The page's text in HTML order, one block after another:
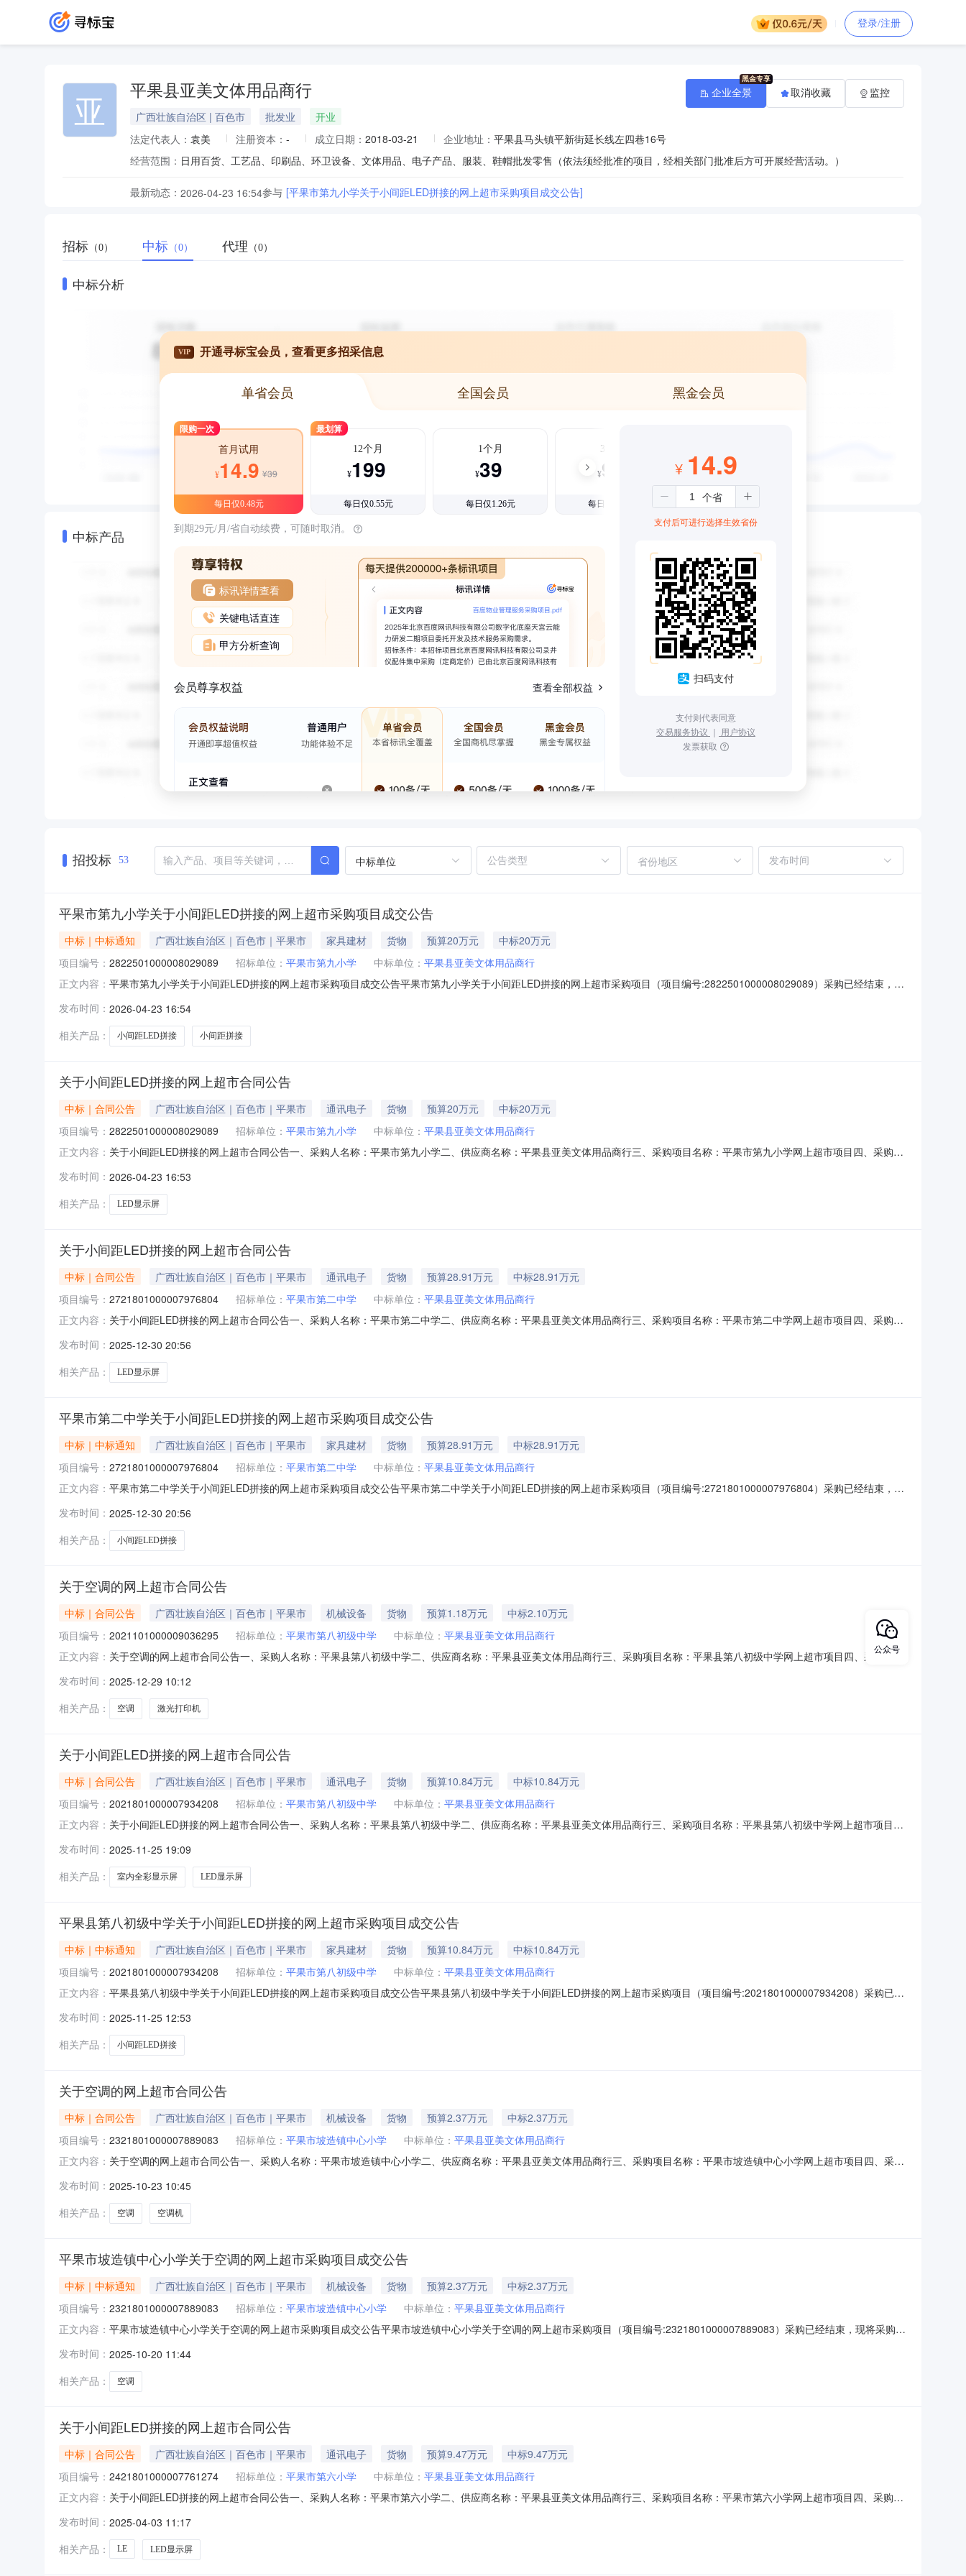
登录/注册
亚 平果县亚美文体用品商行
广西壮族自治区 | 百色市 批发业
开业
法定代表人： 袁美 注册资本： - 成立日期： 2018-03-21 企业地址： 平果县马头镇平新街延长线左四巷16号
经营范围： 日用百货、工艺品、印刷品、环卫设备、文体用品、电子产品、服装、鞋帽批发零售（依法须经批准的项目，经相关部门批准后方可开展经营活动。）
最新动态： 2026-04-23 16:54参与 [平果市第九小学关于小间距LED拼接的网上超市采购项目成交公告]
企业全景 取消收藏 监控
招标 （0） 中标 （0） 代理 （0）
中标分析
中标产品
VIP 开通寻标宝会员，查看更多招采信息
单省会员 全国会员 黑金会员
限购一次
首月试用
¥14.9 ¥39
每日仅0.48元
最划算
12个月
¥199
每日仅0.55元
1个月
¥39
每日仅1.26元
3个月
¥99
每日仅1.08元
到期29元/月/省自动续费，可随时取消。
标讯详情查看
关键电话直连
甲方分析查询
会员尊享权益 查看全部权益
¥ 14.9
支付后可进行选择生效省份
扫码支付
支付则代表同意
交易服务协议 ｜ 用户协议
发票获取
招投标 53 中标单位 省份地区
平果市第九小学关于小间距LED拼接的网上超市采购项目成交公告
中标｜中标通知 广西壮族自治区｜百色市｜平果市 家具建材 货物 预算20万元
中标20万元
项目编号： 2822501000008029089 招标单位： 平果市第九小学 中标单位： 平果县亚美文体用品商行
正文内容： 平果市第九小学关于小间距LED拼接的网上超市采购项目成交公告平果市第九小学关于小间距LED拼接的网上超市采购项目（项目编号:2822501000008029089）采购已经结束，现
话:18260966435采购计划信息：序号采购计划文号信息采购计划金额1PGZC2026-W1-00529200000.0项目所在行政区划编码:451023项目
发布时间： 2026-04-23 16:54
相关产品：
小间距LED拼接 小间距拼接
关于小间距LED拼接的网上超市合同公告
中标｜合同公告 广西壮族自治区｜百色市｜平果市 通讯电子 货物 预算20万元
中标20万元
项目编号： 2822501000008029089 招标单位： 平果市第九小学 中标单位： 平果县亚美文体用品商行
正文内容： 关于小间距LED拼接的网上超市合同公告一、采购人名称：平果市第九小学二、供应商名称：平果县亚美文体用品商行三、采购项目名称：平果市第九小学网上超市项目四、采购项
屏强力巨彩/QIANGLIJUCAI全彩M4-I套1.00200000200000服务要求或标的基本概况：七、其它事项：无八、联系方式1、采购人名称：平果市第
发布时间： 2026-04-23 16:53
相关产品：
LED显示屏
关于小间距LED拼接的网上超市合同公告
中标｜合同公告 广西壮族自治区｜百色市｜平果市 通讯电子 货物 预算28.91万元
中标28.91万元
项目编号： 2721801000007976804 招标单位： 平果市第二中学 中标单位： 平果县亚美文体用品商行
正文内容： 关于小间距LED拼接的网上超市合同公告一、采购人名称：平果市第二中学二、供应商名称：平果县亚美文体用品商行三、采购项目名称：平果市第二中学网上超市项目四、采购项
强力巨彩/QIANGLIJUCAIPROQ4套1.00289060289060服务要求或标的基本概况：七、其它事项：无八、联系方式1、采购人名称：平果市第二中
发布时间： 2025-12-30 20:56
相关产品：
LED显示屏
平果市第二中学关于小间距LED拼接的网上超市采购项目成交公告
中标｜中标通知 广西壮族自治区｜百色市｜平果市 家具建材 货物 预算28.91万元
中标28.91万元
项目编号： 2721801000007976804 招标单位： 平果市第二中学 中标单位： 平果县亚美文体用品商行
正文内容： 平果市第二中学关于小间距LED拼接的网上超市采购项目成交公告平果市第二中学关于小间距LED拼接的网上超市采购项目（项目编号:2721801000007976804）采购已经结束，现
话:13877632613采购计划信息：序号采购计划文号信息采购计划金额1PGZC2025-W1-01911289060.0项目所在行政区划编码:451023项目
发布时间： 2025-12-30 20:56
相关产品：
小间距LED拼接
关于空调的网上超市合同公告
中标｜合同公告 广西壮族自治区｜百色市｜平果市 机械设备 货物 预算1.18万元
中标2.10万元
项目编号： 2021101000009036295 招标单位： 平果市第八初级中学 中标单位： 平果县亚美文体用品商行
正文内容： 关于空调的网上超市合同公告一、采购人名称：平果县第八初级中学二、供应商名称：平果县亚美文体用品商行三、采购项目名称：平果县第八初级中学网上超市项目四、采购项目
新一级能效变频冷暖自清洁壁挂式空调挂机智能家电美的/MideaKFR-46GW/N8KS1-1台3.003950118502惠普ColorLaserJe
发布时间： 2025-12-29 10:12
相关产品：
空调 激光打印机
关于小间距LED拼接的网上超市合同公告
中标｜合同公告 广西壮族自治区｜百色市｜平果市 通讯电子 货物 预算10.84万元
中标10.84万元
项目编号： 2021801000007934208 招标单位： 平果市第八初级中学 中标单位： 平果县亚美文体用品商行
正文内容： 关于小间距LED拼接的网上超市合同公告一、采购人名称：平果县第八初级中学二、供应商名称：平果县亚美文体用品商行三、采购项目名称：平果县第八初级中学网上超市项目
示屏强力巨彩/QIANGLIJUCAIM2.5-I套1.00108350108350服务要求或标的基本概况：七、其它事项：无八、联系方式1、采购人名称：平果县第
发布时间： 2025-11-25 19:09
相关产品：
室内全彩显示屏 LED显示屏
平果县第八初级中学关于小间距LED拼接的网上超市采购项目成交公告
中标｜中标通知 广西壮族自治区｜百色市｜平果市 家具建材 货物 预算10.84万元
中标10.84万元
项目编号： 2021801000007934208 招标单位： 平果市第八初级中学 中标单位： 平果县亚美文体用品商行
正文内容： 平果县第八初级中学关于小间距LED拼接的网上超市采购项目成交公告平果县第八初级中学关于小间距LED拼接的网上超市采购项目（项目编号:2021801000007934208）采购已经
项目联系电话:13617765673采购计划信息：序号采购计划文号信息采购计划金额1PGZC2025-W1-01625108350.0项目所在行政区划编码:45
发布时间： 2025-11-25 12:53
相关产品：
小间距LED拼接
关于空调的网上超市合同公告
中标｜合同公告 广西壮族自治区｜百色市｜平果市 机械设备 货物 预算2.37万元
中标2.37万元
项目编号： 2321801000007889083 招标单位： 平果市坡造镇中心小学 中标单位： 平果县亚美文体用品商行
正文内容： 关于空调的网上超市合同公告一、采购人名称：平果市坡造镇中心小学二、供应商名称：平果县亚美文体用品商行三、采购项目名称：平果市坡造镇中心小学网上超市项目四、采购
B1(WIFI)空调格力/GREEKFR-72GW/(72521)FNhAb-B1(W
发布时间： 2025-10-23 10:45
相关产品：
空调 空调机
平果市坡造镇中心小学关于空调的网上超市采购项目成交公告
中标｜中标通知 广西壮族自治区｜百色市｜平果市 机械设备 货物 预算2.37万元
中标2.37万元
项目编号： 2321801000007889083 招标单位： 平果市坡造镇中心小学 中标单位： 平果县亚美文体用品商行
正文内容： 平果市坡造镇中心小学关于空调的网上超市采购项目成交公告平果市坡造镇中心小学关于空调的网上超市采购项目（项目编号:2321801000007889083）采购已经结束，现将采购结
5720087采购计划信息：序号采购计划文号信息采购计划金额1PGZC2025-W1-01314237
发布时间： 2025-10-20 11:44
相关产品：
空调
关于小间距LED拼接的网上超市合同公告
中标｜合同公告 广西壮族自治区｜百色市｜平果市 通讯电子 货物 预算9.47万元
中标9.47万元
项目编号： 2421801000007761274 招标单位： 平果市第六小学 中标单位： 平果县亚美文体用品商行
正文内容： 关于小间距LED拼接的网上超市合同公告一、采购人名称：平果市第六小学二、供应商名称：平果县亚美文体用品商行三、采购项目名称：平果市第六小学网上超市项目四、采购项
广告高清屏幕舞台大屏幕整屏含配件套强力巨彩/QIANGLIJUCAIQ1.8H套1.009470094700服务要求或标的基本概况：七、其它事项：无八、联系方式
发布时间： 2025-04-03 11:17
相关产品：
LE LED显示屏
公众号